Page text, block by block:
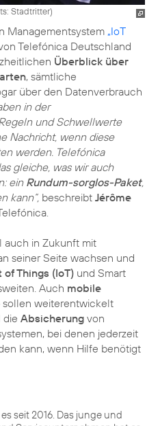
Stadtritter)
Managementsystem „IoT
Telefónica Deutschland
Überblick über
, sämtliche
über den Datenverbrauch
in der
und Schwellwerte
Nachricht, wenn diese
werden. Telefónica
gleiche, was wir auch
ein Rundum-sorglos-Paket,
kann“, beschreibt Jérôme
auch in Zukunft mit
seiner Seite wachsen und
Things (IoT) und Smart
Auch mobile
sollen weiterentwickelt
die Absicherung von
bei denen jederzeit
kann, wenn Hilfe benötigt
seit 2016. Das junge und